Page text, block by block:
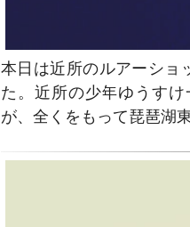
本日は近所のルアーショ
た。近所の少年ゆうす
が、全くをもって琵琶湖